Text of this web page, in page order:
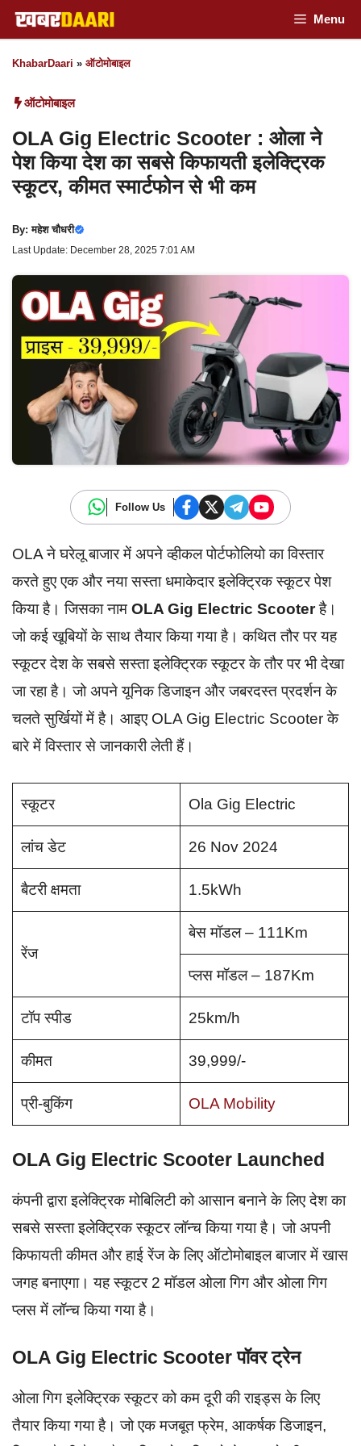
Skip
to
content
Menu
KhabarDaari » ऑटोमोबाइल
ऑटोमोबाइल
OLA Gig Electric Scooter : ओला ने
पेश किया देश का सबसे किफायती इलेक्ट्रिक
स्कूटर, कीमत स्मार्टफोन से भी कम
By:महेश चौधरी
Last Update: December 28, 2025 7:01 AM
Follow Us
OLA ने घरेलू बाजार में अपने व्हीकल पोर्टफोलियो का विस्तार
करते हुए एक और नया सस्ता धमाकेदार इलेक्ट्रिक स्कूटर पेश
किया है। जिसका नाम OLA Gig Electric Scooterहै।
जो कई खूबियों के साथ तैयार किया गया है। कथित तौर पर यह
स्कूटर देश के सबसे सस्ता इलेक्ट्रिक स्कूटर के तौर पर भी देखा
जा रहा है। जो अपने यूनिक डिजाइन और जबरदस्त प्रदर्शन के
चलते सुर्खियों में है। आइए OLA Gig Electric Scooter के
बारे में विस्तार से जानकारी लेती हैं।
स्कूटर Ola Gig Electric
लांच डेट 26 Nov 2024
बैटरी क्षमता 1.5kWh
रेंज
बेस मॉडल – 111Km
प्लस मॉडल – 187Km
टॉप स्पीड 25km/h
कीमत 39,999/-
प्री-बुकिंग OLA Mobility
OLA Gig Electric Scooter Launched
कंपनी द्वारा इलेक्ट्रिक मोबिलिटी को आसान बनाने के लिए देश का
सबसे सस्ता इलेक्ट्रिक स्कूटर लॉन्च किया गया है। जो अपनी
किफायती कीमत और हाई रेंज के लिए ऑटोमोबाइल बाजार में खास
जगह बनाएगा। यह स्कूटर 2 मॉडल ओला गिग और ओला गिग
प्लस में लॉन्च किया गया है।
OLA Gig Electric Scooter पॉवर ट्रेन
ओला गिग इलेक्ट्रिक स्कूटर को कम दूरी की राइड्स के लिए
तैयार किया गया है। जो एक मजबूत फ्रेम, आकर्षक डिजाइन,